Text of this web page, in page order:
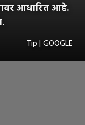
आधारित आहे.
Tip | GOOGLE